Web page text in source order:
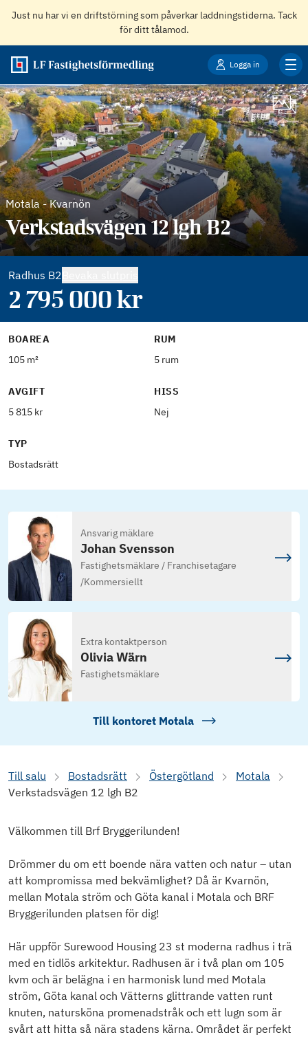
Just nu har vi en driftstörning som påverkar laddningstiderna. Tack
för ditt tålamod.
Logga in
Till projektet
Motala-Kvarnön
Verkstadsvägen 12 lgh B2
Radhus B2
2 795 000kr
BOAREA
105 m²
RUM
5 rum
AVGIFT
5 815 kr
HISS
Nej
TYP
Bostadsrätt
Ansvarig mäklare
Johan Svensson
Fastighetsmäklare / Franchisetagare
/Kommersiellt
Extra kontaktperson
Olivia Wärn
Fastighetsmäklare
Till kontoret Motala
Till salu Bostadsrätt Östergötland
Motala
Verkstadsvägen 12 lgh B2
Välkommen till Brf Bryggerilunden!
Drömmer du om ett boende nära vatten och natur – utan
att kompromissa med bekvämlighet? Då är Kvarnön,
mellan Motala ström och Göta kanal i Motala och BRF
Bryggerilunden platsen för dig!
Här uppför Surewood Housing 23 st moderna radhus i trä
med en tidlös arkitektur. Radhusen är i två plan om 105
kvm och är belägna i en harmonisk lund med Motala
ström, Göta kanal och Vätterns glittrande vatten runt
knuten, natursköna promenadstråk och ett lugn som är
svårt att hitta så nära stadens kärna. Området är perfekt